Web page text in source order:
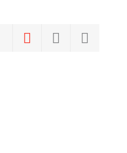
требует сложного
форму без